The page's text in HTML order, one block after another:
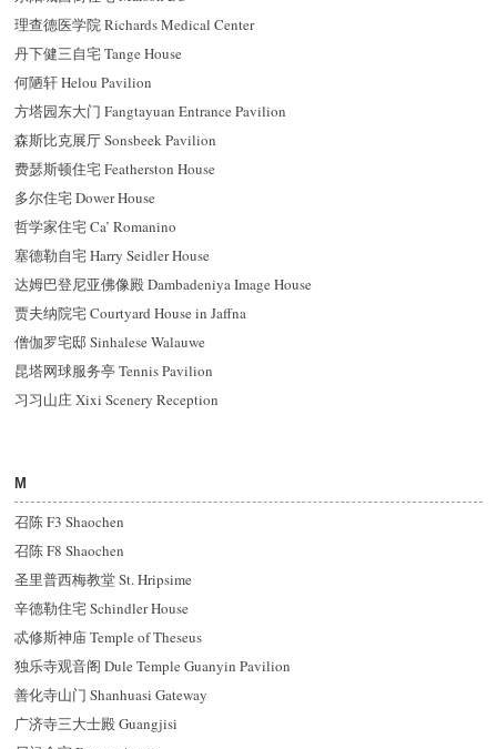
理查德医学院 Richards Medical Center
丹下健三自宅 Tange House
何陋轩 Helou Pavilion
方塔园东大门 Fangtayuan Entrance Pavilion
森斯比克展厅 Sonsbeek Pavilion
费瑟斯顿住宅 Featherston House
多尔住宅 Dower House
哲学家住宅 Ca’ Romanino
塞德勒自宅 Harry Seidler House
达姆巴登尼亚佛像殿 Dambadeniya Image House
贾夫纳院宅 Courtyard House in Jaffna
僧伽罗宅邸 Sinhalese Walauwe
昆塔网球服务亭 Tennis Pavilion
习习山庄 Xixi Scenery Reception
M
召陈 F3 Shaochen
召陈 F8 Shaochen
圣里普西梅教堂 St. Hripsime
辛德勒住宅 Schindler House
忒修斯神庙 Temple of Theseus
独乐寺观音阁 Dule Temple Guanyin Pavilion
善化寺山门 Shanhuasi Gateway
广济寺三大士殿 Guangjisi